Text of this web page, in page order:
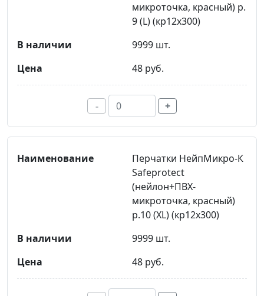
микроточка, красный) р.
9 (L) (кр12х300)
9999 шт.
48 руб.
- +
Перчатки НейпМикро-К
Safeprotect
(нейлон+ПВХ-
микроточка, красный)
р.10 (XL) (кр12х300)
9999 шт.
48 руб.